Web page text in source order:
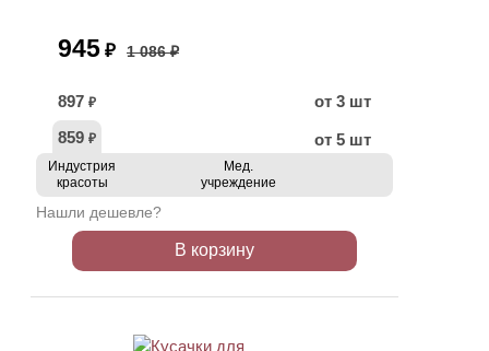
945 ₽ 1 086 ₽
897 ₽
от 3 шт
859 ₽ от 5 шт
Индустрия
красоты
Мед.
учреждение
Нашли дешевле?
В корзину